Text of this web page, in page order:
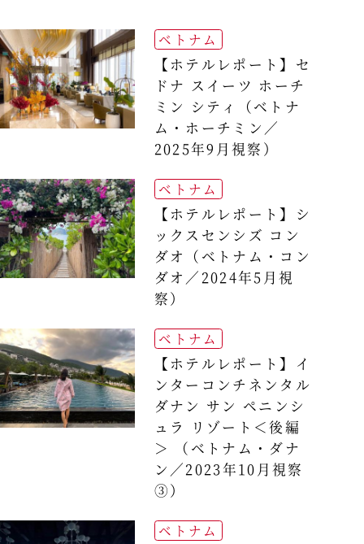
ベトナム
【ホテルレポート】セ
ドナ スイーツ ホーチ
ミン シティ（ベトナ
ム・ホーチミン／
2025年9月視察）
ベトナム
【ホテルレポート】シ
ックスセンシズ コン
ダオ（ベトナム・コン
ダオ／2024年5月視
察）
ベトナム
【ホテルレポート】イ
ンターコンチネンタル
ダナン サン ペニンシ
ュラ リゾート＜後編
＞ （ベトナム・ダナ
ン／2023年10月視察
③）
ベトナム